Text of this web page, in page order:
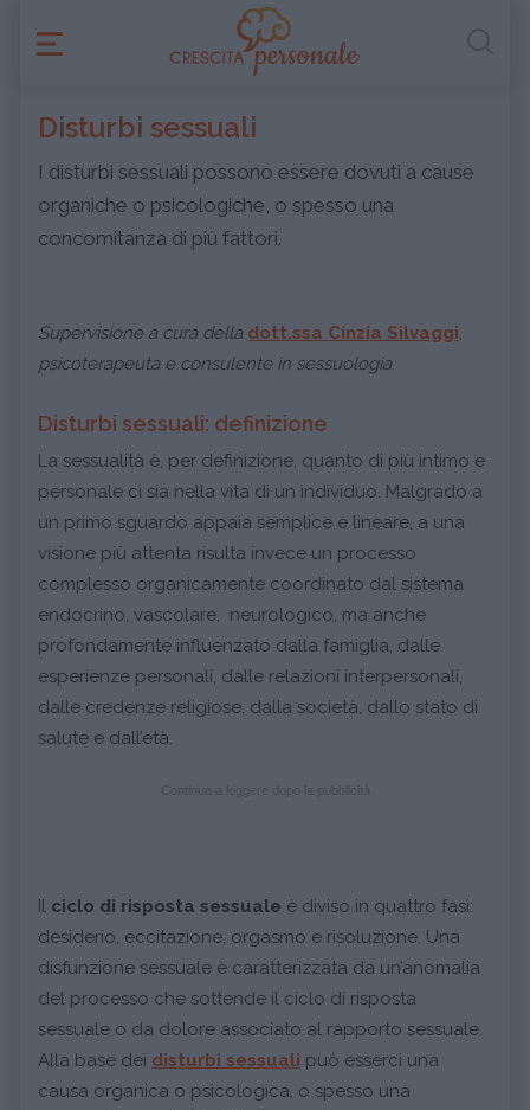
Disturbi sessuali
I disturbi sessuali possono essere dovuti a cause
organiche o psicologiche, o spesso una
concomitanza di più fattori.
Supervisione a cura della dott.ssa Cinzia Silvaggi,
psicoterapeuta e consulente in sessuologia
Disturbi sessuali: definizione
La sessualità è, per definizione, quanto di più intimo e
personale ci sia nella vita di un individuo. Malgrado a
un primo sguardo appaia semplice e lineare, a una
visione più attenta risulta invece un processo
complesso organicamente coordinato dal sistema
endocrino, vascolare, neurologico, ma anche
profondamente influenzato dalla famiglia, dalle
esperienze personali, dalle relazioni interpersonali,
dalle credenze religiose, dalla società, dallo stato di
salute e dall’età.
Il ciclo di risposta sessuale è diviso in quattro fasi:
desiderio, eccitazione, orgasmo e risoluzione. Una
disfunzione sessuale è caratterizzata da un’anomalia
del processo che sottende il ciclo di risposta
sessuale o da dolore associato al rapporto sessuale.
Alla base dei disturbi sessuali può esserci una
causa organica o psicologica, o spesso una